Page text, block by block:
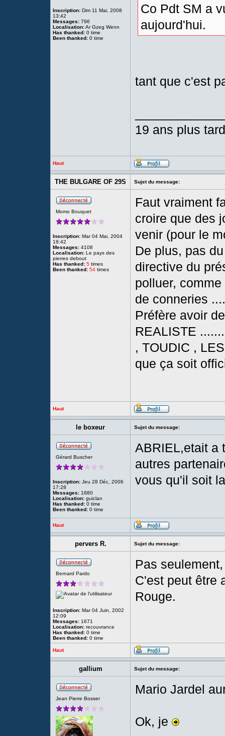
Inscription: Dim 11 Mai, 2008
13:42
Messages: 796
Localisation:Ar Gzeg Wenn
Has thanked: 0 time
Been thanked: 0 time
Co Pdt SM a
aujourd'hui.
tant que c'est
19 ans plus
Haut
THE BULGARE OF 29S Sujet du message:
Momo Bouquet
Inscription: Mar 04 Mai, 2004
18:42
Messages: 4108
Localisation: Le pays des
pierres debout
Has thanked: 5 times
Been thanked: 54 times
Faut vraiment
croire que des
venir (pour le
De plus, pas
directive du
polluer,
de conneries
Préfère avoir
REALISTE
, TOUDIC ,
que ça soit
Haut
le boxeur Sujet du message:
Gérard Buscher
Inscription: Jeu 28 Déc, 2006
17:28
Messages: 1880
Localisation: guiclan
Has thanked: 0 time
Been thanked: 0 time
ABRIEL,etait a
autres
vous qu'il soit
Haut
pervers R. Sujet du message:
Bernard Pardo
Inscription: Mar 04 Juin, 2002
12:09
Messages: 1671
Localisation: recouvrance
Has thanked: 0 time
Been thanked: 0 time
Pas
C'est peut être
Rouge.
Haut
gallium Sujet du message:
Jean Pierre Bosser
Mario Jardel
Ok, je